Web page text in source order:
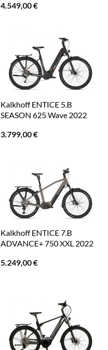
4.549,00€
Kalkhoff ENTICE 5.B
SEASON 625 Wave 2022
3.799,00€
Kalkhoff ENTICE 7.B
ADVANCE+ 750 XXL 2022
5.249,00€